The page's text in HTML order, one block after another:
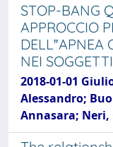
STOP-BANG
APPROCCIO
DELL‟APNEA
NEI
2018-01-01
Alessandro;
Annasara;